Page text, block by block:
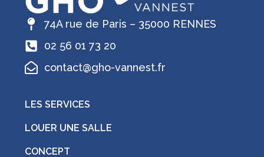
74A rue de Paris – 35000 RENNES
02 56 01 73 20
contact@gho-vannest.fr
LES SERVICES
LOUER UNE SALLE
CONCEPT